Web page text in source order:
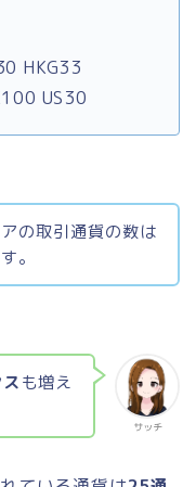
HKG33
US30
の取引通貨の数は
。
サッチ
も増え